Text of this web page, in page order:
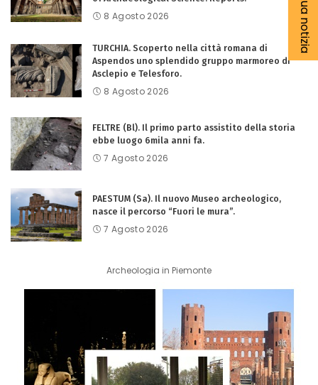
8 Agosto 2026
TURCHIA. Scoperto nella città romana di
Aspendos uno splendido gruppo marmoreo di
Asclepio e Telesforo.
8 Agosto 2026
FELTRE (Bl). Il primo parto assistito della storia
ebbe luogo 6mila anni fa.
7 Agosto 2026
PAESTUM (Sa). Il nuovo Museo archeologico,
nasce il percorso “Fuori le mura”.
7 Agosto 2026
Archeologia in Piemonte